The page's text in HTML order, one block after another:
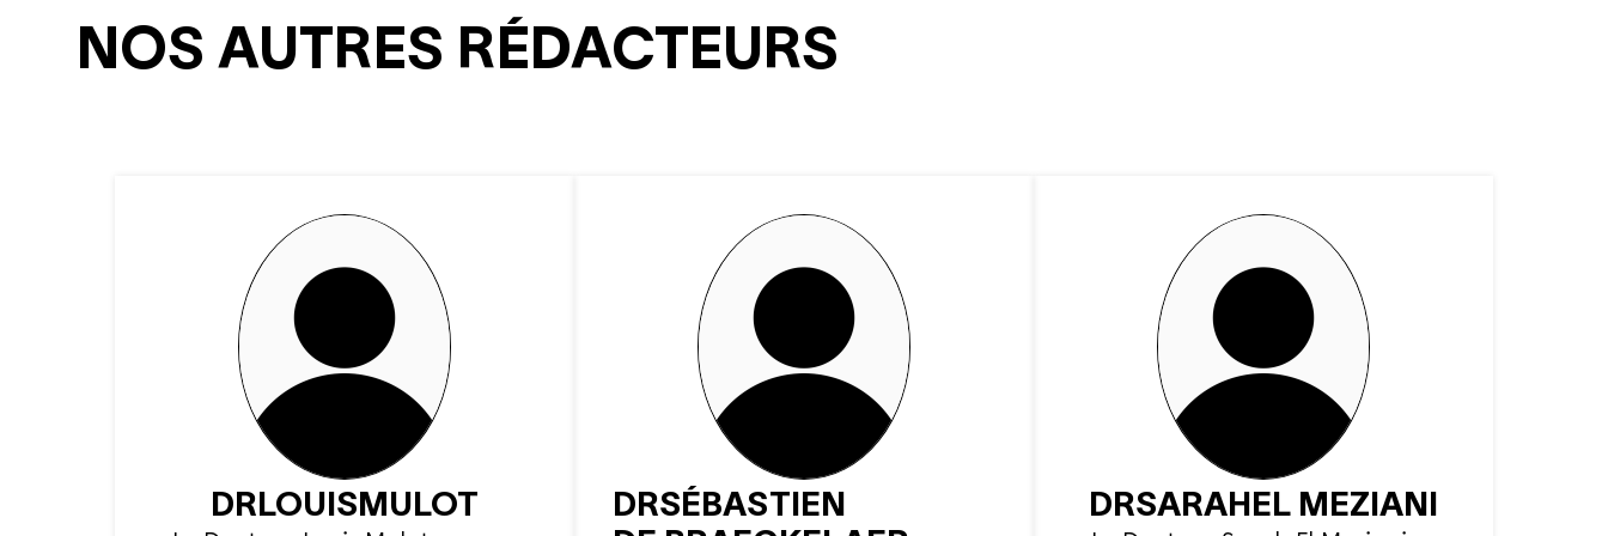
NOS AUTRES RÉDACTEURS
DRLOUISMULOT DRSÉBASTIEN
DRSARAHEL MEZIANI